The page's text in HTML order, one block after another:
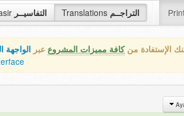
التفاسيــر Translations التراجــم
الإستفادة منكافة مميزات المشروع عبر الواجهة